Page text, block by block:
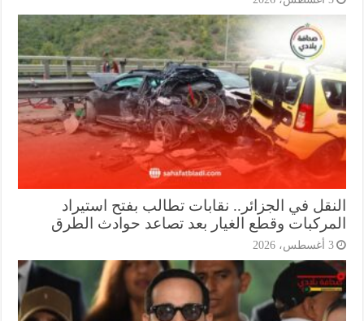
في الجزائر.. نقابات تطالب بفتح استيراد
وقطع الغيار بعد تصاعد حوادث الطرق